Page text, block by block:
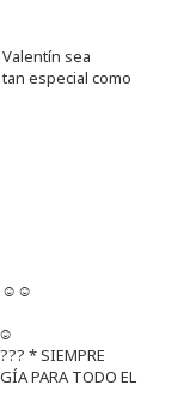
sea
especial como
* SIEMPRE
PARA TODO EL